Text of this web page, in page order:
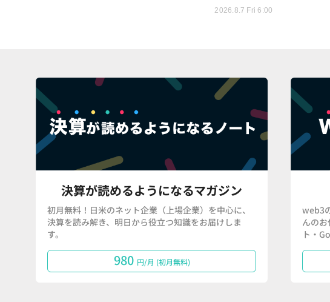
2026.8.7 Fri 6:00
決算が読めるようになるマガジン
初月無料！日米のネット企業（上場企業）を中心に、
決算を読み解き、明日から役立つ知識をお届けしま
す。
980 円/月 (初月無料)
web3
んの
ト・